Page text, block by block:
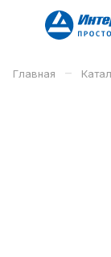
Главная –